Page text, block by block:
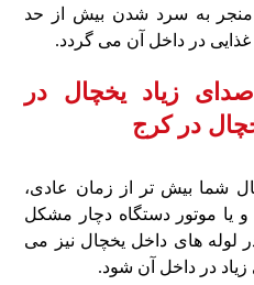
به سرد شدن بیش از حد
در داخل آن می گردد.
زیاد یخچال در
در کرج
شما بیش تر از زمان عادی،
و یا موتور دستگاه دچار مشکل
های داخل یخچال نیز می
زیاد در داخل آن شود.